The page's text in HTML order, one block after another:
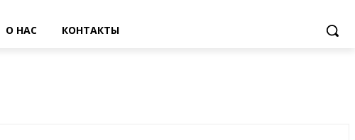
О НАС КОНТАКТЫ